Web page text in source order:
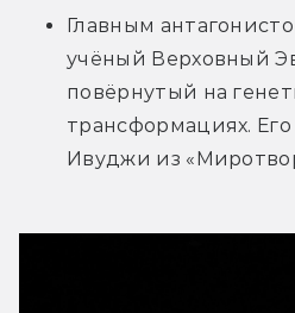
Главным
учёный Верховный
повёрнутый на
трансформациях.
Ивуджи из